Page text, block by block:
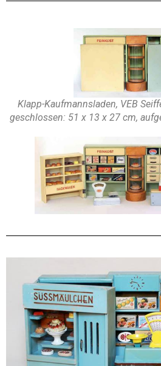
Klapp-Kaufmannsladen, VEB
geschlossen: 51 x 13 x 27 cm,